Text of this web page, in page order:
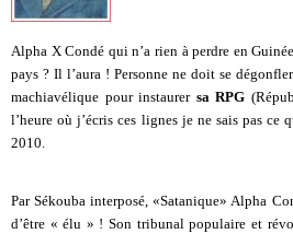
Alpha X Condé qui n’a rien à perdre en
pays ? Il l’aura ! Personne ne doit se
machiavélique pour instaurer sa RPG
l’heure où j’écris ces lignes je ne sais pas ce
2010.
Par Sékouba interposé, «Satanique» Alpha
d’être « élu » ! Son tribunal populaire et